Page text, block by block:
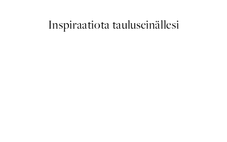
Inspiraatiota tauluseinällesi